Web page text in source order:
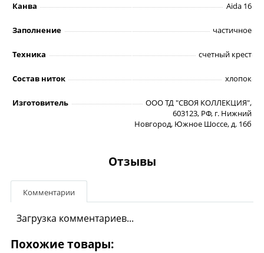
Канва Aida 16
Заполнение частичное
Техника счетный крест
Состав ниток хлопок
Изготовитель
ООО ТД "СВОЯ КОЛЛЕКЦИЯ",
603123, РФ, г. Нижний
Новгород, Южное Шоссе, д. 16б
Отзывы
Комментарии
Загрузка комментариев...
Похожие товары: